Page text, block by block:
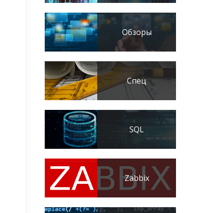
Обзоры
Спец
SQL
Zabbix